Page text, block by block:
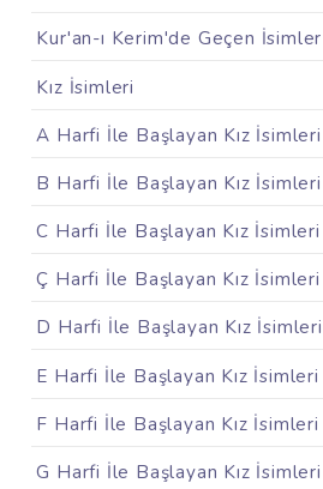
Kur'an-ı Kerim'de Geçen İsimler
Kız İsimleri
A Harfi İle Başlayan Kız İsimleri
B Harfi İle Başlayan Kız İsimleri
C Harfi İle Başlayan Kız İsimleri
Ç Harfi İle Başlayan Kız İsimleri
D Harfi İle Başlayan Kız İsimleri
E Harfi İle Başlayan Kız İsimleri
F Harfi İle Başlayan Kız İsimleri
G Harfi İle Başlayan Kız İsimleri